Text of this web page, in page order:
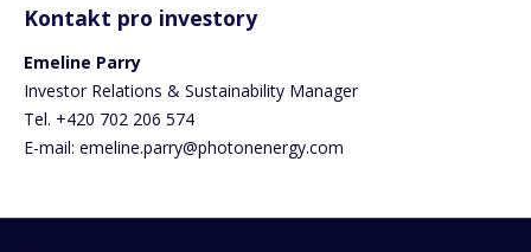
Kontakt pro investory
Emeline Parry
Investor Relations & Sustainability Manager
Tel. +420 702 206 574
E-mail: emeline.parry@photonenergy.com